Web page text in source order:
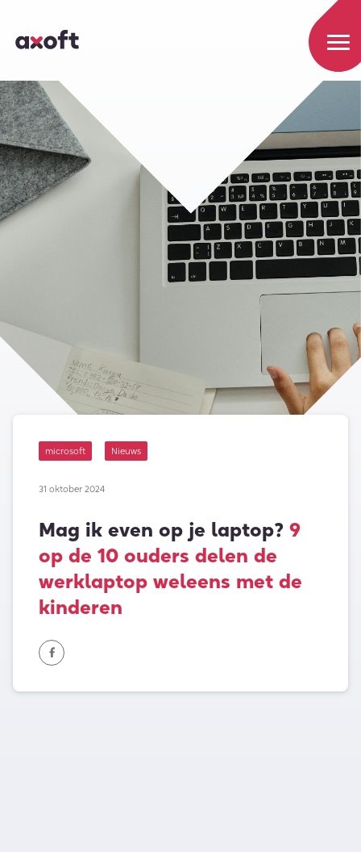
microsoft Nieuws
31 oktober 2024
Mag ik even op je laptop? 9
op de 10 ouders delen de
werklaptop weleens met de
kinderen